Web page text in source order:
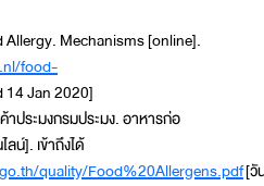
Mechanisms [online].
food-
14 Jan 2020]
ระมงกรมประมง. อาหารก่อ
น์]. เข้าถึงได้
quality/Food%20Allergens.pdf[วั